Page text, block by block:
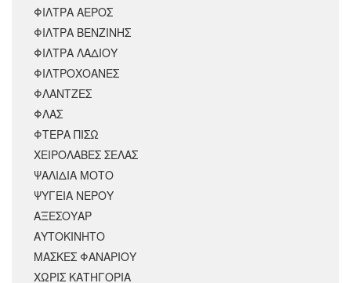
ΦΙΛΤΡΑ ΑΕΡΟΣ
ΦΙΛΤΡΑ ΒΕΝΖΙΝΗΣ
ΦΙΛΤΡΑ ΛΑΔΙΟΥ
ΦΙΛΤΡΟΧΟΑΝΕΣ
ΦΛΑΝΤΖΕΣ
ΦΛΑΣ
ΦΤΕΡΑ ΠΙΣΩ
ΧΕΙΡΟΛΑΒΕΣ ΣΕΛΑΣ
ΨΑΛΙΔΙΑ ΜΟΤΟ
ΨΥΓΕΙΑ ΝΕΡΟΥ
ΑΞΕΣΟΥΆΡ
ΑΥΤΟΚΙΝΗΤΟ
ΜΑΣΚΕΣ ΦΑΝΑΡΙΟΥ
ΧΩΡΊΣ ΚΑΤΗΓΟΡΊΑ